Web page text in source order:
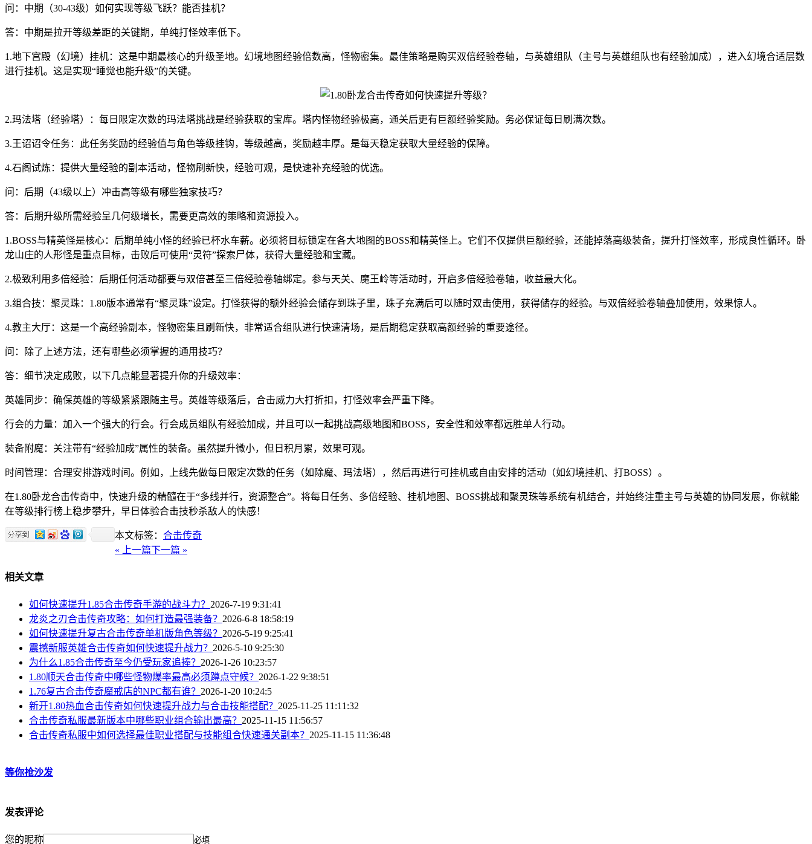
问：中期（30-43级）如何实现等级飞跃？能否挂机？
答：中期是拉开等级差距的关键期，单纯打怪效率低下。
1.地下宫殿（幻境）挂机：这是中期最核心的升级圣地。幻境地图经验倍数高，怪物密集。最佳策略是购买双倍经验卷轴，与英雄组队（主号与英雄组队也有经验加成），进入幻境合适层数
进行挂机。这是实现“睡觉也能升级”的关键。
2.玛法塔（经验塔）：每日限定次数的玛法塔挑战是经验获取的宝库。塔内怪物经验极高，通关后更有巨额经验奖励。务必保证每日刷满次数。
3.王诏诏令任务：此任务奖励的经验值与角色等级挂钩，等级越高，奖励越丰厚。是每天稳定获取大量经验的保障。
4.石阁试炼：提供大量经验的副本活动，怪物刷新快，经验可观，是快速补充经验的优选。
问：后期（43级以上）冲击高等级有哪些独家技巧？
答：后期升级所需经验呈几何级增长，需要更高效的策略和资源投入。
1.BOSS与精英怪是核心：后期单纯小怪的经验已杯水车薪。必须将目标锁定在各大地图的BOSS和精英怪上。它们不仅提供巨额经验，还能掉落高级装备，提升打怪效率，形成良性循环。卧
龙山庄的人形怪是重点目标，击败后可使用“灵符”探索尸体，获得大量经验和宝藏。
2.极致利用多倍经验：后期任何活动都要与双倍甚至三倍经验卷轴绑定。参与天关、魔王岭等活动时，开启多倍经验卷轴，收益最大化。
3.组合技：聚灵珠：1.80版本通常有“聚灵珠”设定。打怪获得的额外经验会储存到珠子里，珠子充满后可以随时双击使用，获得储存的经验。与双倍经验卷轴叠加使用，效果惊人。
4.教主大厅：这是一个高经验副本，怪物密集且刷新快，非常适合组队进行快速清场，是后期稳定获取高额经验的重要途径。
问：除了上述方法，还有哪些必须掌握的通用技巧？
答：细节决定成败，以下几点能显著提升你的升级效率：
英雄同步：确保英雄的等级紧紧跟随主号。英雄等级落后，合击威力大打折扣，打怪效率会严重下降。
行会的力量：加入一个强大的行会。行会成员组队有经验加成，并且可以一起挑战高级地图和BOSS，安全性和效率都远胜单人行动。
装备附魔：关注带有“经验加成”属性的装备。虽然提升微小，但日积月累，效果可观。
时间管理：合理安排游戏时间。例如，上线先做每日限定次数的任务（如除魔、玛法塔），然后再进行可挂机或自由安排的活动（如幻境挂机、打BOSS）。
在1.80卧龙合击传奇中，快速升级的精髓在于“多线并行，资源整合”。将每日任务、多倍经验、挂机地图、BOSS挑战和聚灵珠等系统有机结合，并始终注重主号与英雄的协同发展，你就能
在等级排行榜上稳步攀升，早日体验合击技秒杀敌人的快感！
本文标签： 合击传奇
« 上一篇下一篇 »
相关文章
如何快速提升1.85合击传奇手游的战斗力？ 2026-7-19 9:31:41
龙炎之刃合击传奇攻略：如何打造最强装备？ 2026-6-8 18:58:19
如何快速提升复古合击传奇单机版角色等级？ 2026-5-19 9:25:41
震撼新服英雄合击传奇如何快速提升战力？ 2026-5-10 9:25:30
为什么1.85合击传奇至今仍受玩家追捧？ 2026-1-26 10:23:57
1.80顺天合击传奇中哪些怪物爆率最高必须蹲点守候？ 2026-1-22 9:38:51
1.76复古合击传奇魔戒店的NPC都有谁？ 2026-1-20 10:24:5
新开1.80热血合击传奇如何快速提升战力与合击技能搭配？ 2025-11-25 11:11:32
合击传奇私服最新版本中哪些职业组合输出最高？ 2025-11-15 11:56:57
合击传奇私服中如何选择最佳职业搭配与技能组合快速通关副本？ 2025-11-15 11:36:48
等你抢沙发
发表评论
您的昵称 必填